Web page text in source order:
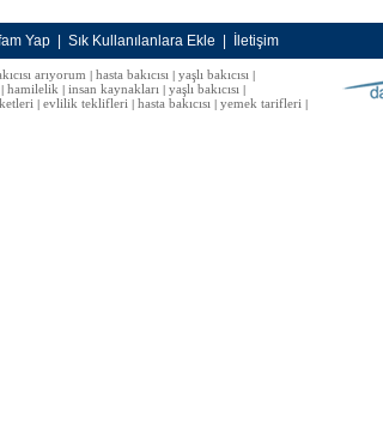
Yap Sık Kullanılanlara Ekle İletişim
arıyorum hasta bakıcısı| yaşlı bakıcısı|
hamilelik insan kaynakları yaşlı bakıcısı
evlilik teklifleri hasta bakıcısı yemek tarifleri